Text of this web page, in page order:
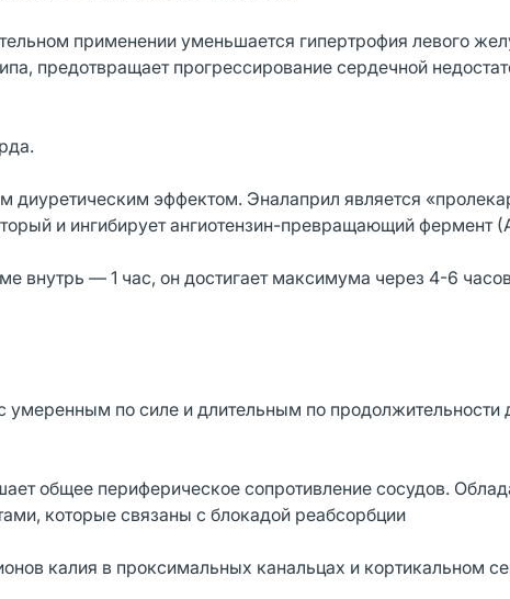
применении уменьшается гипертрофия левого
предотвращает прогрессирование сердечной
диуретическим эффектом. Эналаприл является
и ингибирует ангиотензин-превращающий фермент
внутрь — 1 час, он достигает максимума через 4-6
умеренным по силе и длительным по продолжительности
общее периферическое сопротивление сосудов.
которые связаны с блокадой реабсорбции
калия в проксимальных канальцах и кортикальном